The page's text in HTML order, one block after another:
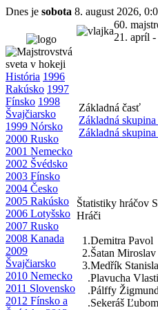
Dnes je sobota 8. august 2026,
História 1996
Rakúsko 1997
Fínsko 1998
Švajčiarsko
1999 Nórsko
2000 Rusko
2001 Nemecko
2002 Švédsko
2003 Fínsko
2004 Česko
2005 Rakúsko
2006 Lotyšsko
2007 Rusko
2008 Kanada
2009
Švajčiarsko
2010 Nemecko
2011 Slovensko
2012 Fínsko a
60.
21. apríl
Základná časť
Základná skupina
Základná skupina
Štatistiky hráčov
Hráči
1.Demitra Pavol
2.Šatan Miroslav
3.Medřík
.Plavucha
.Pálffy Žigmund
.Sekeráš